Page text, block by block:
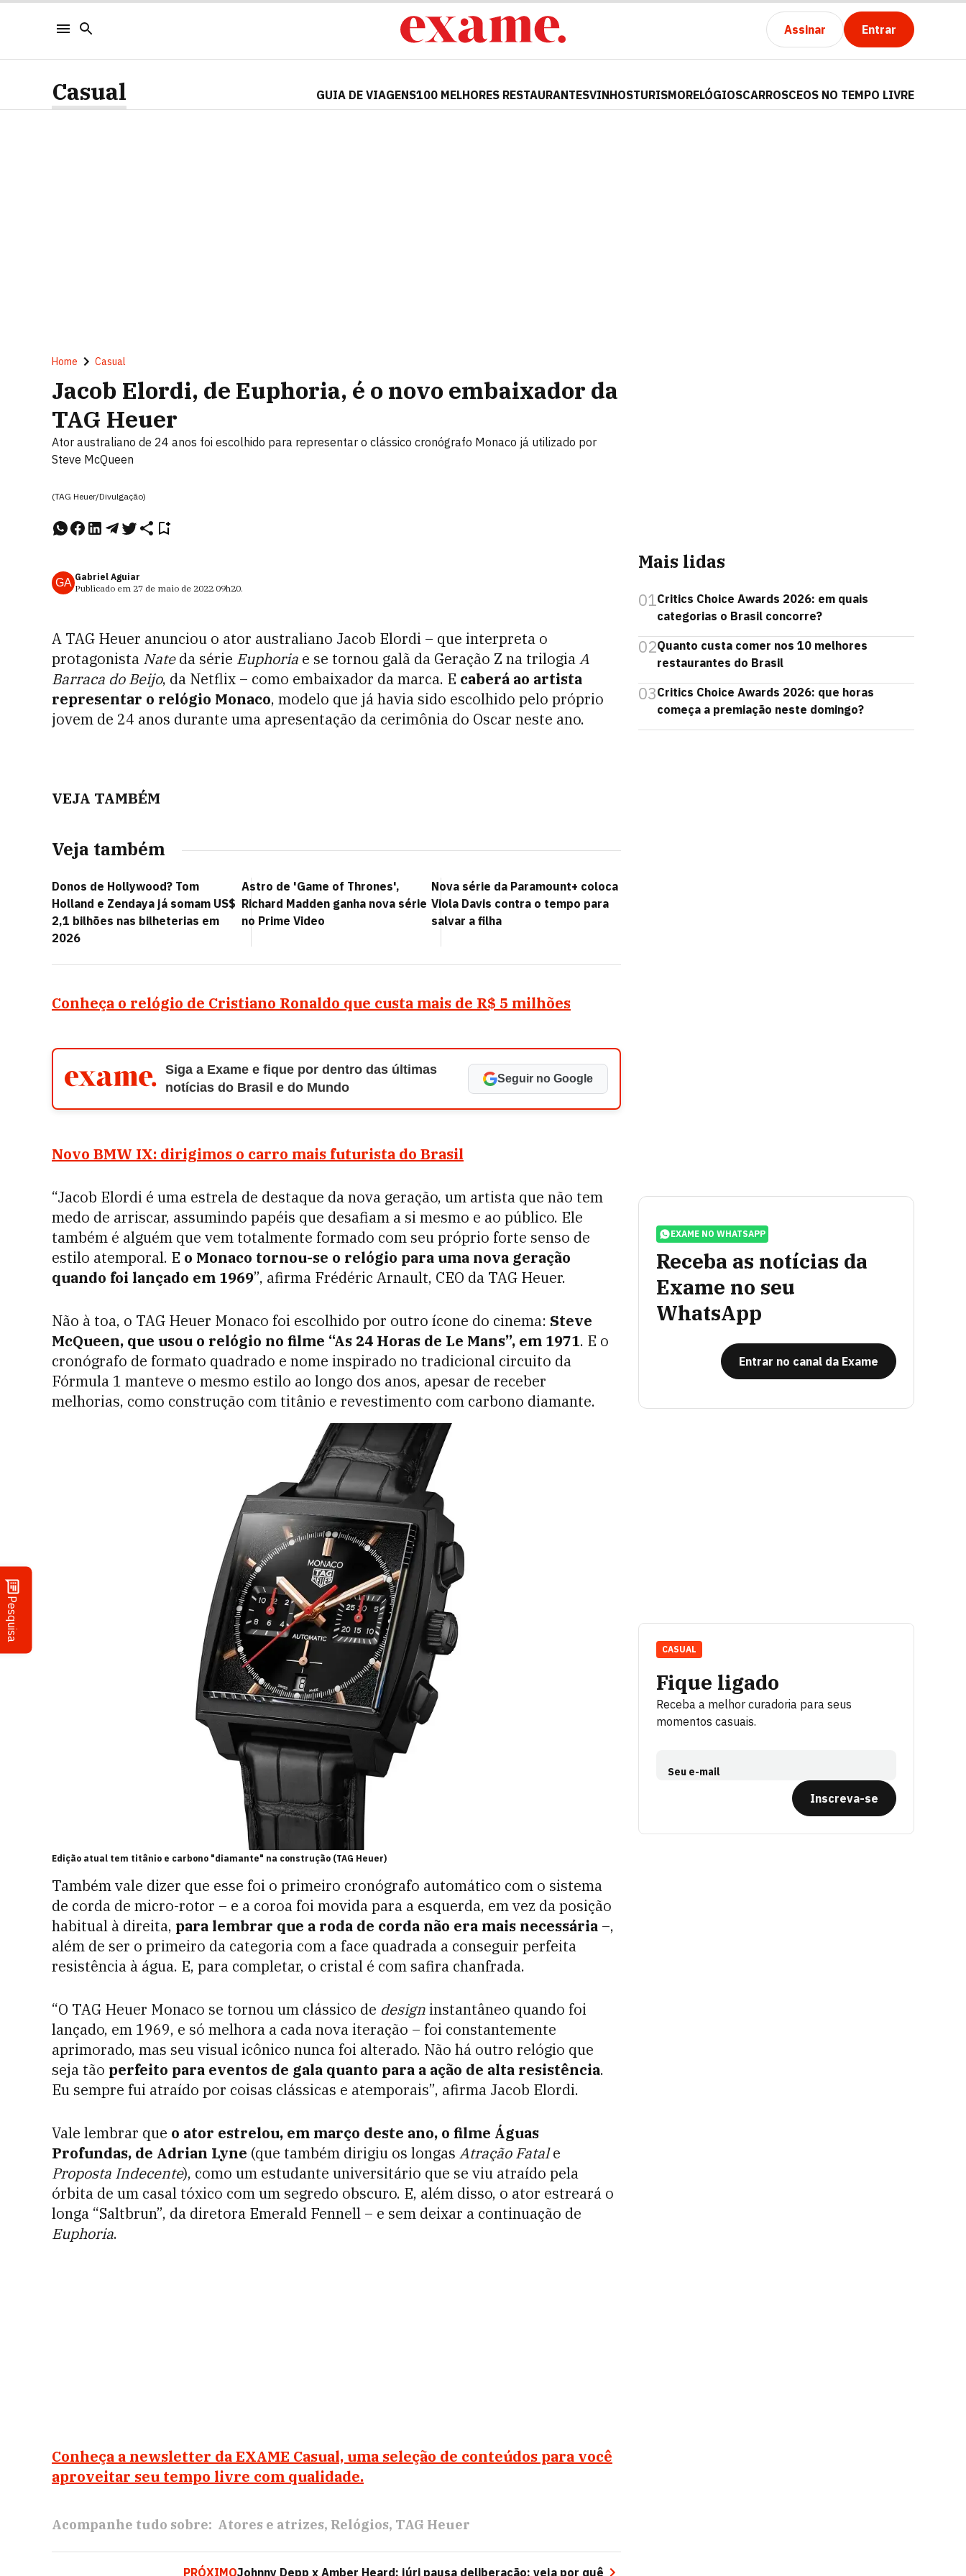
Assinar Entrar
Pesquisa
Casual GUIA DE VIAGENS100 MELHORES RESTAURANTESVINHOSTURISMORELÓGIOSCARROSCEOS NO TEMPO LIVRE
Home Casual
Jacob Elordi, de Euphoria, é o novo embaixador da
TAG Heuer
Ator australiano de 24 anos foi escolhido para representar o clássico cronógrafo Monaco já utilizado por
Steve McQueen
(TAG Heuer/Divulgação)
GA Gabriel Aguiar
Publicado em 27 de maio de 2022 09h20.
A TAG Heuer anunciou o ator australiano Jacob Elordi – que interpreta o
protagonista Nateda série Euphoria e se tornou galã da Geração Z na trilogiaA
Barraca do Beijo, da Netflix – como embaixador da marca. E caberá ao artista
representar o relógio Monaco, modelo que já havia sido escolhido pelo próprio
jovem de 24 anos durante uma apresentação da cerimônia do Oscar neste ano.
VEJA TAMBÉM
Veja também
Donos de Hollywood? Tom
Holland e Zendaya já somam US$
2,1 bilhões nas bilheterias em
2026
Astro de 'Game of Thrones',
Richard Madden ganha nova série
no Prime Video
Nova série da Paramount+ coloca
Viola Davis contra o tempo para
salvar a filha
Conheça o relógio de Cristiano Ronaldo que custa mais de R$ 5 milhões
Siga a Exame e fique por dentro das últimas
notícias do Brasil e do Mundo
Seguir no Google
Novo BMW IX: dirigimos o carro mais futurista do Brasil
“Jacob Elordi é uma estrela de destaque da nova geração, um artista que não tem
medo de arriscar, assumindo papéis que desafiam a si mesmo e ao público. Ele
também é alguém que vem totalmente formado com seu próprio forte senso de
estilo atemporal. E o Monaco tornou-se o relógio para uma nova geração
quando foi lançado em 1969”, afirma Frédéric Arnault, CEO da TAG Heuer.
Não à toa, o TAG Heuer Monaco foi escolhido por outro ícone do cinema: Steve
McQueen, que usou o relógio no filme “As 24 Horas de Le Mans”, em 1971. E o
cronógrafo de formato quadrado e nome inspirado no tradicional circuito da
Fórmula 1 manteve o mesmo estilo ao longo dos anos, apesar de receber
melhorias, como construção com titânio e revestimento com carbono diamante.
Edição atual tem titânio e carbono "diamante" na construção (TAG Heuer)
Também vale dizer que esse foi o primeiro cronógrafo automático com o sistema
de corda de micro-rotor – e a coroa foi movida para a esquerda, em vez da posição
habitual à direita, para lembrar que a roda de corda não era mais necessária –,
além de ser o primeiro da categoria com a face quadrada a conseguir perfeita
resistência à água. E, para completar, o cristal é com safira chanfrada.
“O TAG Heuer Monaco se tornou um clássico de designinstantâneo quando foi
lançado, em 1969, e só melhora a cada nova iteração – foi constantemente
aprimorado, mas seu visual icônico nunca foi alterado. Não há outro relógio que
seja tão perfeito para eventos de gala quanto para a ação de alta resistência.
Eu sempre fui atraído por coisas clássicas e atemporais”, afirma Jacob Elordi.
Vale lembrar que o ator estrelou, em março deste ano, o filme Águas
Profundas, de Adrian Lyne (que também dirigiu os longas Atração Fatale
Proposta Indecente), como um estudante universitário que se viu atraído pela
órbita de um casal tóxico com um segredo obscuro. E, além disso, o ator estreará o
longa “Saltbrun”, da diretora Emerald Fennell – e sem deixar a continuação de
Euphoria.
Conheça a newsletter da EXAME Casual, uma seleção de conteúdos para você
aproveitar seu tempo livre com qualidade.
Acompanhe tudo sobre: Atores e atrizes Relógios TAG Heuer
PRÓXIMOJohnny Depp x Amber Heard: júri pausa deliberação; veja por quê
Mais lidas
01Critics Choice Awards 2026: em quais
categorias o Brasil concorre?
02Quanto custa comer nos 10 melhores
restaurantes do Brasil
03Critics Choice Awards 2026: que horas
começa a premiação neste domingo?
EXAME NO WHATSAPP
Receba as notícias da
Exame no seu
WhatsApp
Entrar no canal da Exame
Fique ligado
Receba a melhor curadoria para seus
momentos casuais.
Seu e-mail
Inscreva-se
CASUAL